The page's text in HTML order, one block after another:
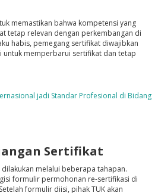
memastikan bahwa kompetensi yang
tetap relevan dengan perkembangan di
habis, pemegang sertifikat diwajibkan
untuk memperbarui sertifikat dan tetap
jadi Standar Profesional di Bidang
Sertifikat
melalui beberapa tahapan.
formulir permohonan re-sertifikasi di
formulir diisi, pihak TUK akan